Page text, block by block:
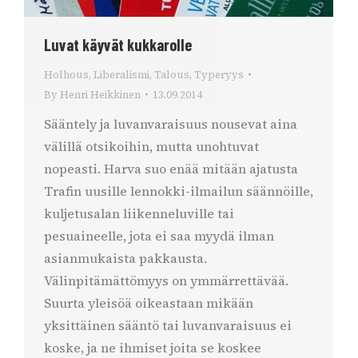
Luvat käyvät kukkarolle
Holhous, Liberalismi, Talous, Typeryys
By Henri Heikkinen 13.09.2014
Sääntely ja luvanvaraisuus nousevat aina
välillä otsikoihin, mutta unohtuvat
nopeasti. Harva suo enää mitään ajatusta
Trafin uusille lennokki-ilmailun säännöille,
kuljetusalan liikenneluville tai
pesuaineelle, jota ei saa myydä ilman
asianmukaista pakkausta.
Välinpitämättömyys on ymmärrettävää.
Suurta yleisöä oikeastaan mikään
yksittäinen sääntö tai luvanvaraisuus ei
koske, ja ne ihmiset joita se koskee